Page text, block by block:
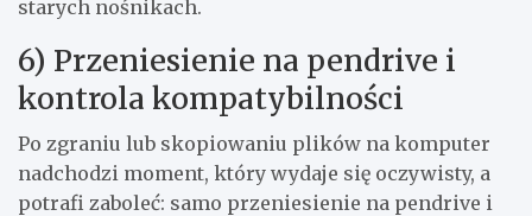
starych nośnikach.
6) Przeniesienie na pendrive i
kontrola kompatybilności
Po zgraniu lub skopiowaniu plików na komputer
nadchodzi moment, który wydaje się oczywisty, a
potrafi zaboleć: samo przeniesienie na pendrive i